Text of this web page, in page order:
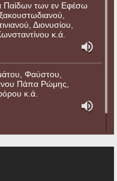
Παίδων των εν Εφέσω
Διονυσίου,
κ.ά.
Φαύστου,
Πάπα Ρώμης,
κ.ά.